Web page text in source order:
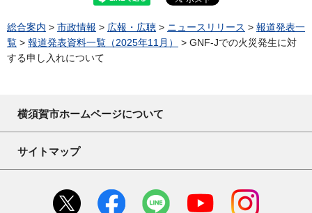
総合案内 > 市政情報 > 広報・広聴 > ニュースリリース > 報道発表一
覧 > 報道発表資料一覧（2025年11月）
> GNF-Jでの火災発生に対
する申し入れについて
横須賀市ホームページについて
サイトマップ